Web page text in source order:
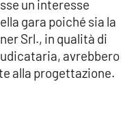
un interesse
gara poiché sia la
Srl., in qualità di
avrebbero
alla progettazione.